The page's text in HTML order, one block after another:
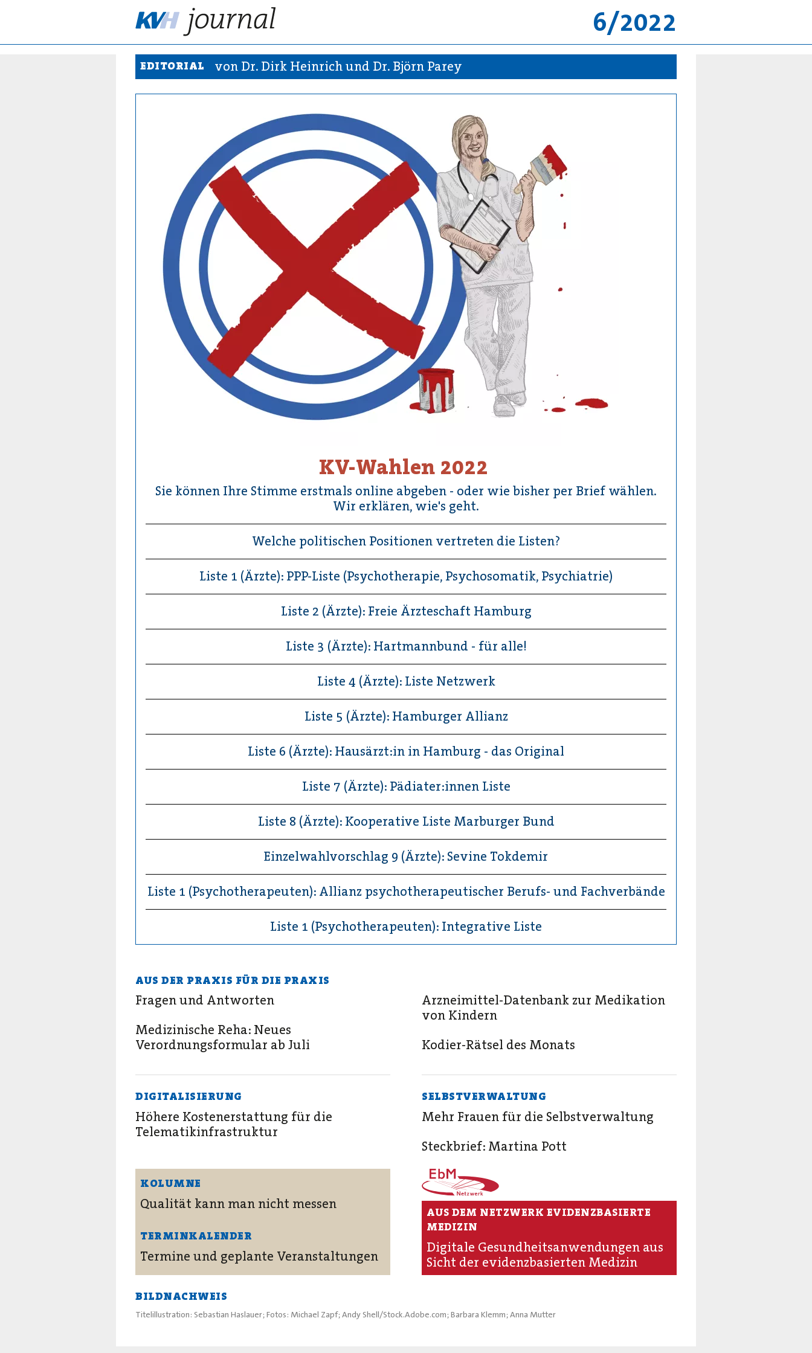
6/2022
EDITORIAL von Dr. Dirk Heinrich und Dr. Björn Parey
KV-Wahlen 2022
Sie können Ihre Stimme erstmals online abgeben - oder wie bisher per Brief wählen.
Wir erklären, wie's geht.
Welche politischen Positionen vertreten die Listen?
Liste 1 (Ärzte): PPP-Liste (Psychotherapie, Psychosomatik, Psychiatrie)
Liste 2 (Ärzte): Freie Ärzteschaft Hamburg
Liste 3 (Ärzte): Hartmannbund - für alle!
Liste 4 (Ärzte): Liste Netzwerk
Liste 5 (Ärzte): Hamburger Allianz
Liste 6 (Ärzte): Hausärzt:in in Hamburg - das Original
Liste 7 (Ärzte): Pädiater:innen Liste
Liste 8 (Ärzte): Kooperative Liste Marburger Bund
Einzelwahlvorschlag 9 (Ärzte): Sevine Tokdemir
Liste 1 (Psychotherapeuten): Allianz psychotherapeutischer Berufs- und Fachverbände
Liste 1 (Psychotherapeuten): Integrative Liste
AUS DER PRAXIS FÜR DIE PRAXIS
Fragen und Antworten
Medizinische Reha: Neues
Verordnungsformular ab Juli
Arzneimittel-Datenbank zur Medikation
von Kindern
Kodier-Rätsel des Monats
DIGITALISIERUNG
Höhere Kostenerstattung für die
Telematikinfrastruktur
SELBSTVERWALTUNG
Mehr Frauen für die Selbstverwaltung
Steckbrief: Martina Pott
KOLUMNE
Qualität kann man nicht messen
TERMINKALENDER
Termine und geplante Veranstaltungen
AUS DEM NETZWERK EVIDENZBASIERTE
MEDIZIN
Digitale Gesundheitsanwendungen aus
Sicht der evidenzbasierten Medizin
BILDNACHWEIS
Titelillustration: Sebastian Haslauer; Fotos: Michael Zapf; Andy Shell/Stock.Adobe.com; Barbara Klemm; Anna Mutter